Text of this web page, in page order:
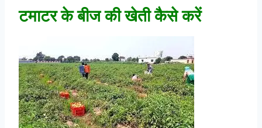
टमाटर के बीज की खेती कैसे करें